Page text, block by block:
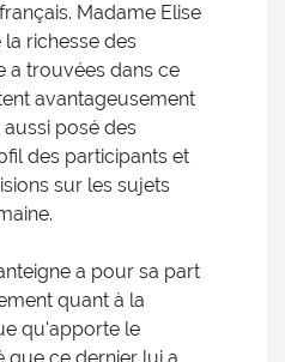
Madame Elise
richesse des
a trouvées dans ce
avantageusement
posé des
des participants et
sur les sujets
a pour sa part
quant à la
qu'apporte le